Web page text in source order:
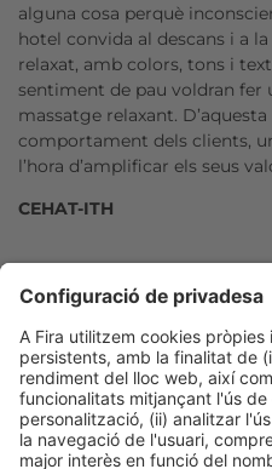
alguna cosa perquè
hotel convida al descans i a
relaxat, amb colors, tons i
sentiment de pau voldran fer
massatge relaxant.
comportament dels clients,
l’hora d’amplificar els seus
CEHAT-ITH
Facebook Twitter